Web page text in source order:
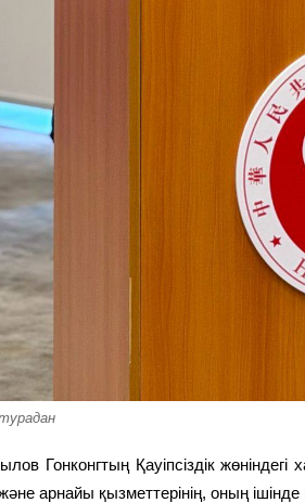
Гонконгтың Қауіпсіздік
және арнайы қызметтерінің, оның